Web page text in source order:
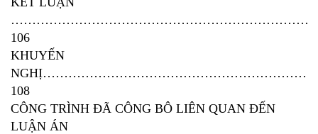
106
KHUYẾN
108
CÔNG TRÌNH ĐÃ CÔNG BÔ LIÊN QUAN ĐẾN
LUẬN ÁN